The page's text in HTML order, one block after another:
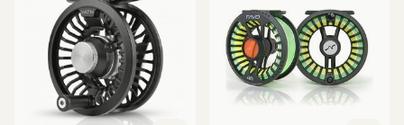
på ett bekvämt sätt, något som är extra viktigt vid
tvåhandsfiske.Till ditt kustfiske så måste rullen tåla det
salta vattnet.‘‘